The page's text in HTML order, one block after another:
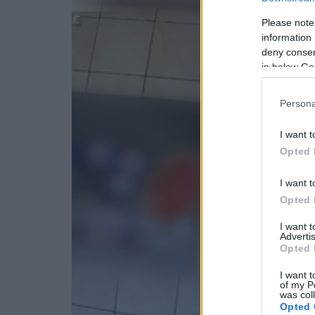
Please
information
deny
in below
I want
Opted
I want
Opted
I want
Opted
I want
of my
was
Opted